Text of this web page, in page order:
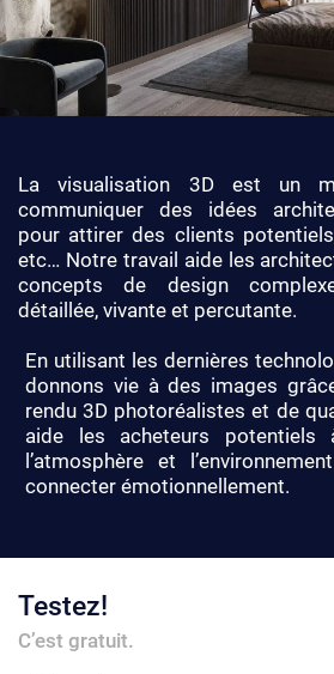
La visualisation 3D est un
communiquer des idées
pour attirer des clients
etc… Notre travail aide les
concepts de design
détaillée, vivante et percutante.
En utilisant les dernières
donnons vie à des images
rendu 3D photoréalistes et de
aide les acheteurs potentiels
l’atmosphère et
connecter émotionnellement.
Testez!
C’est gratuit.